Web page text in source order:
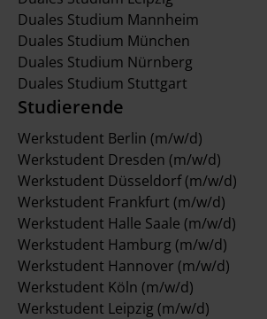
Duales Studium Mannheim
Duales Studium München
Duales Studium Nürnberg
Duales Studium Stuttgart
Studierende
Werkstudent Berlin (m/w/d)
Werkstudent Dresden (m/w/d)
Werkstudent Düsseldorf (m/w/d)
Werkstudent Frankfurt (m/w/d)
Werkstudent Halle Saale (m/w/d)
Werkstudent Hamburg (m/w/d)
Werkstudent Hannover (m/w/d)
Werkstudent Köln (m/w/d)
Werkstudent Leipzig (m/w/d)